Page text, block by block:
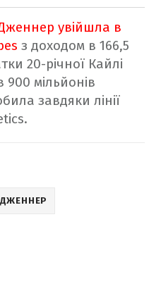
увійшла в
з доходом в 166,5
20-річної Кайлі
мільйонів
завдяки лінії
ДЖЕННЕР